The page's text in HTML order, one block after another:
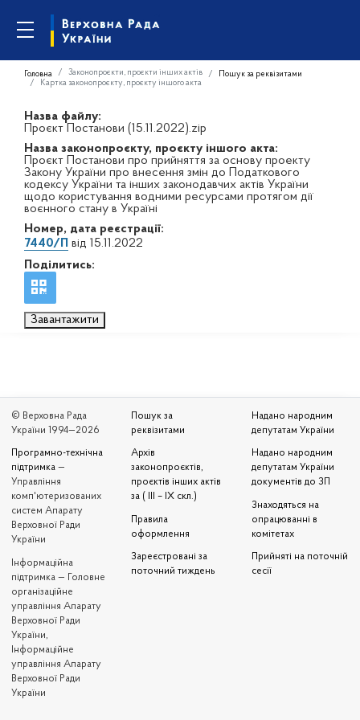
Головна Законопроєкти, проєкти інших актів
Пошук за реквізитами
Картка законопроєкту, проєкту іншого акта
Назва файлу:
Проєкт Постанови (15.11.2022).zip
Назва законопроєкту, проєкту іншого акта:
Проєкт Постанови про прийняття за основу проекту
Закону України про внесення змін до Податкового
кодексу України та інших законодавчих актів України
щодо користування водними ресурсами протягом дії
воєнного стану в Україні
Номер, дата реєстрації:
7440/П від 15.11.2022
Поділитись:
Завантажити
© Верховна Рада
України 1994—2026
Програмно-технічна
підтримка —
Управління
комп'ютеризованих
систем Апарату
Верховної Ради
України
Iнформаційна
підтримка — Головне
організаційне
управління Апарату
Верховної Ради
України,
Інформаційне
управління Апарату
Верховної Ради
України
Пошук за
реквізитами
Архів
законопроєктів,
проєктів інших актів
за ( III – IX скл.)
Правила
оформлення
Зареєстровані за
поточний тиждень
Надано народним
депутатам України
Надано народним
депутатам України
документів до ЗП
Знаходяться на
опрацюванні в
комітетах
Прийняті на поточній
сесії